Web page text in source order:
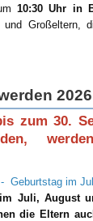
10:30 Uhr in
Großeltern,
zum 30.
Geburtstag im
Juli, August
die Eltern